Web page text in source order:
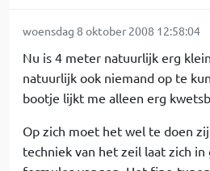
woensdag 8 oktober 2008 12:58:04
Nu is 4 meter natuurlijk erg
natuurlijk ook niemand op te
bootje lijkt me alleen erg
Op zich moet het wel te doen
techniek van het zeil laat zich